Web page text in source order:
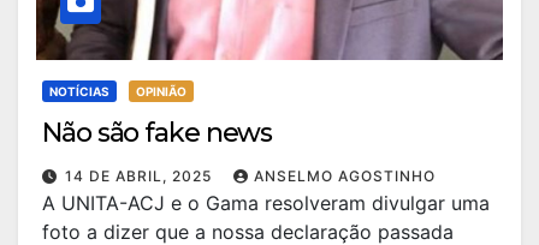
NOTÍCIAS OPINIÃO
Não são fake news
14 DE ABRIL, 2025 ANSELMO AGOSTINHO
A UNITA-ACJ e o Gama resolveram divulgar uma
foto a dizer que a nossa declaração passada